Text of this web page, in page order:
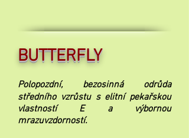
BUTTERFLY
Polopozdní, bezosinná odrůda
středního vzrůstu s elitní pekařskou
vlastností E a výbornou
mrazuvzdorností.